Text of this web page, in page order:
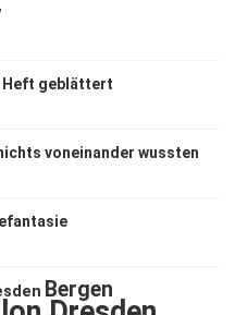
Heft geblättert
voneinander wussten
Bergen